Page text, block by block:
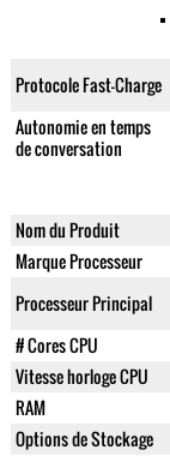
Protocole Fast-Charge
Autonomie en temps
de conversation
Nom du Produit
Marque Processeur
Processeur Principal
# Cores CPU
Vitesse horloge CPU
RAM
Options de Stockage